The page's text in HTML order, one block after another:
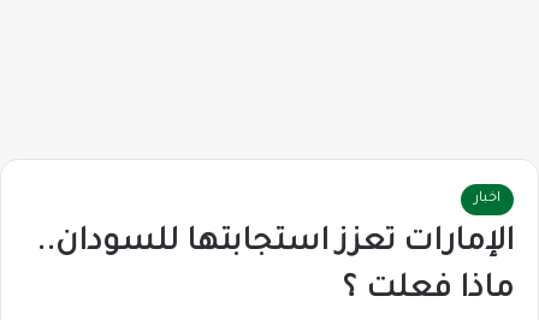
اخبار
الإمارات تعزز استجابتها للسودان..
ماذا فعلت ؟